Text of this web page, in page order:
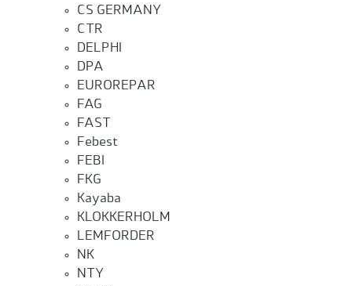
CS GERMANY
CTR
DELPHI
DPA
EUROREPAR
FAG
FAST
Febest
FEBI
FKG
Kayaba
KLOKKERHOLM
LEMFORDER
NK
NTY